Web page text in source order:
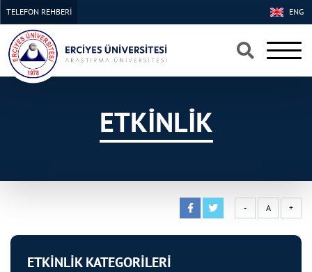
×
×
ENG
TELEFON REHBERİ
ETKİNLİK
- A +
ETKİNLİK KATEGORİLERİ